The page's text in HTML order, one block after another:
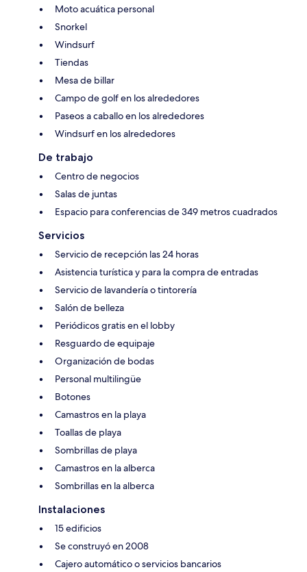
Moto acuática personal
Snorkel
Windsurf
Tiendas
Mesa de billar
Campo de golf en los alrededores
Paseos a caballo en los alrededores
Windsurf en los alrededores
De trabajo
Centro de negocios
Salas de juntas
Espacio para conferencias de 349 metros cuadrados
Servicios
Servicio de recepción las 24 horas
Asistencia turística y para la compra de entradas
Servicio de lavandería o tintorería
Salón de belleza
Periódicos gratis en el lobby
Resguardo de equipaje
Organización de bodas
Personal multilingüe
Botones
Camastros en la playa
Toallas de playa
Sombrillas de playa
Camastros en la alberca
Sombrillas en la alberca
Instalaciones
15 edificios
Se construyó en 2008
Cajero automático o servicios bancarios